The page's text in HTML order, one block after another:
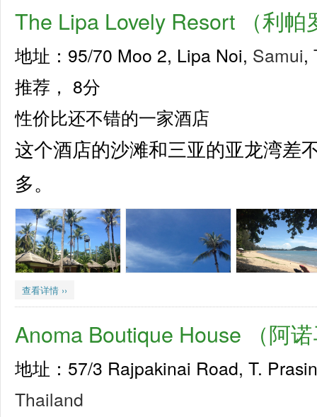
The Lipa Lovely Resort （利
地址：95/70 Moo 2, Lipa Noi, Samui,
推荐， 8分
性价比还不错的一家酒店
这个酒店的沙滩和三亚的亚龙湾差
多。
查看详情 ››
Anoma Boutique House （阿
地址：57/3 Rajpakinai Road, T.
Thailand